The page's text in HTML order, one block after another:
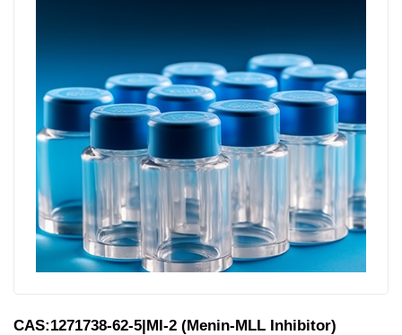
CAS:1271738-62-5|MI-2 (Menin-MLL Inhibitor)